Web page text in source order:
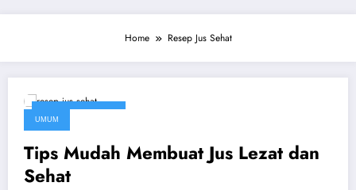
Home Resep Jus Sehat
UMUM
Tips Mudah Membuat Jus Lezat dan
Sehat